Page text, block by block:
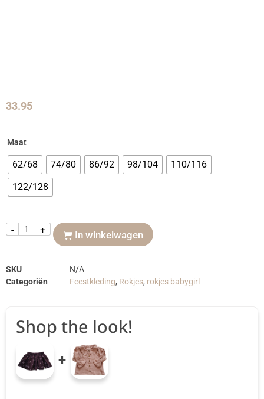
33.95
Maat
62/68 74/80 86/92 98/104
110/116
122/128
- + In winkelwagen
SKU
N/A
Categoriën
Feestkleding, Rokjes, rokjes babygirl
Shop the look!
+